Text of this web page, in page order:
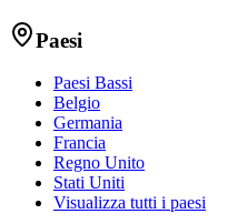
Paesi
Paesi Bassi
Belgio
Germania
Francia
Regno Unito
Stati Uniti
Visualizza tutti i paesi